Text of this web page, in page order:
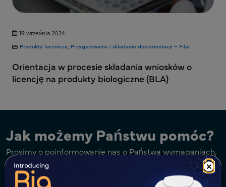
×
19 września 2024
Produkty lecznicze, Przygotowanie i składanie dokumentacji – Filar
Orientacja w procesie składania wniosków o
licencję na produkty biologiczne (BLA)
Jak możemy Państwu pomóc?
Prosimy o poinformowanie nas o Państwa wymaganiach,
a skontaktujemy się z Państwem.